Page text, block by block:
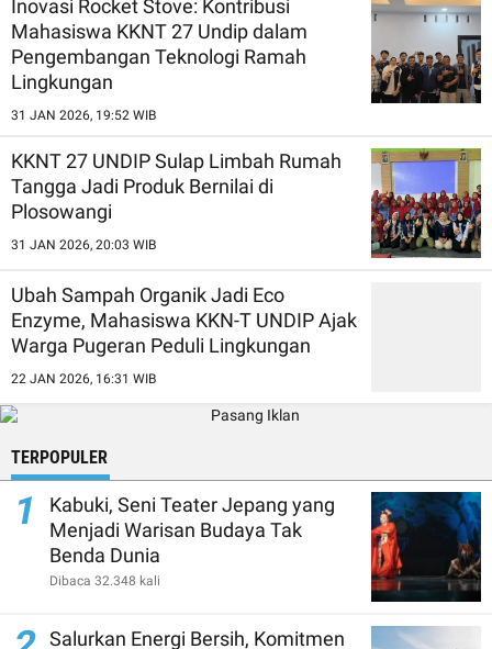
Inovasi Rocket Stove: Kontribusi
Mahasiswa KKNT 27 Undip dalam
Pengembangan Teknologi Ramah
Lingkungan
31 JAN 2026, 19:52 WIB
KKNT 27 UNDIP Sulap Limbah Rumah
Tangga Jadi Produk Bernilai di
Plosowangi
31 JAN 2026, 20:03 WIB
Ubah Sampah Organik Jadi Eco
Enzyme, Mahasiswa KKN-T UNDIP Ajak
Warga Pugeran Peduli Lingkungan
22 JAN 2026, 16:31 WIB
TERPOPULER
1
Kabuki, Seni Teater Jepang yang
Menjadi Warisan Budaya Tak
Benda Dunia
Dibaca 32.348 kali
Salurkan Energi Bersih, Komitmen